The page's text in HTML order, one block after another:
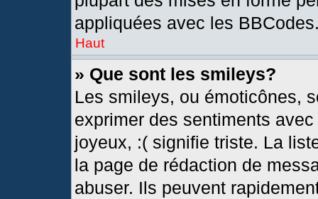
appliquées avec les
Haut
» Que sont les smileys?
Les smileys, ou émoticônes,
exprimer des sentiments
joyeux, :( signifie triste. La
la page de rédaction de
abuser. Ils peuvent